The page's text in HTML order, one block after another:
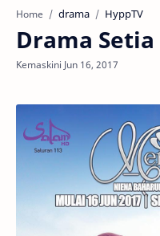
Home drama HyppTV
Drama